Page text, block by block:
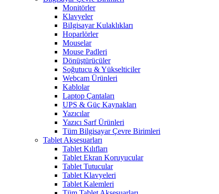
Monitörler
Klavyeler
BiIgisayar Kulaklıkları
Hoparlörler
Mouselar
Mouse Padleri
Dönüştürücüler
Soğutucu & Yükselticiler
Webcam Ürünleri
Kablolar
Laptop Çantaları
UPS & Güç Kaynakları
Yazıcılar
Yazıcı Sarf Ürünleri
Tüm Bilgisayar Çevre Birimleri
Tablet Aksesuarları
Tablet Kılıfları
Tablet Ekran Koruyucular
Tablet Tutucular
Tablet Klavyeleri
Tablet Kalemleri